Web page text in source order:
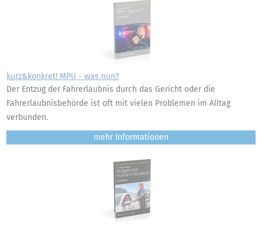
kurz&konkret! MPU - was nun?
Der Entzug der Fahrerlaubnis durch das Gericht oder die
Fahrerlaubnisbehörde ist oft mit vielen Problemen im Alltag
verbunden.
mehr